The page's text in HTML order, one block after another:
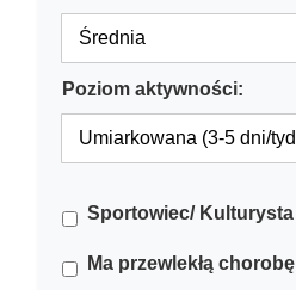
Poziom aktywności:
Sportowiec/ Kulturysta
Ma przewlekłą chorobę